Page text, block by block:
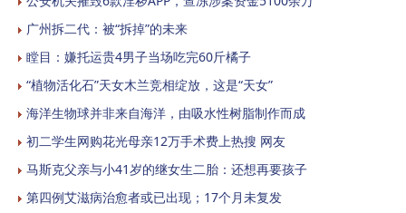
广州拆二代：被“拆掉”的未来
瞠目：嫌托运贵4男子当场吃完60斤橘子
“植物活化石”天女木兰竞相绽放，这是“天女”
海洋生物球并非来自海洋，由吸水性树脂制作而成
初二学生网购花光母亲12万手术费上热搜 网友
马斯克父亲与小41岁的继女生二胎：还想再要孩子
第四例艾滋病治愈者或已出现；17个月未复发